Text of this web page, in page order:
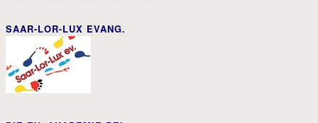
SAAR-LOR-LUX EVANG.